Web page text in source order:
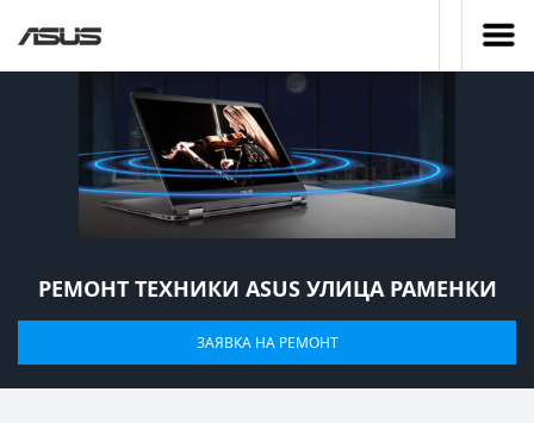
РЕМОНТ ТЕХНИКИ ASUS УЛИЦА РАМЕНКИ
ЗАЯВКА НА РЕМОНТ